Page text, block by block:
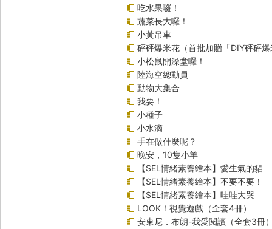
吃水果囉！
蔬菜長大囉！
小黃吊車
砰砰爆米花（首批加贈「DIY砰砰
小松鼠開澡堂囉！
陸海空總動員
動物大集合
我要！
小種子
小水滴
手在做什麼呢？
晚安，10隻小羊
【SEL情緒素養繪本】愛生氣的貓
【SEL情緒素養繪本】不要不要！
【SEL情緒素養繪本】哇哇大哭
LOOK！視覺遊戲（全套4冊）
安東尼．布朗-我愛閱讀（全套3冊